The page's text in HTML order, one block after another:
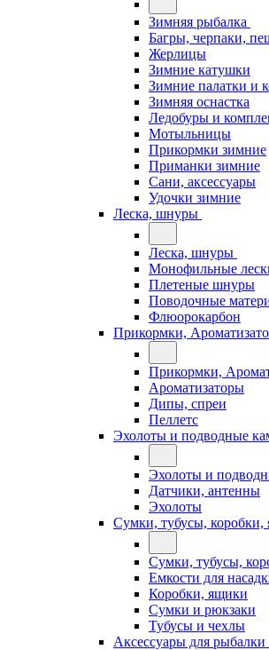
Зимняя рыбалка
Багры, черпаки,
Жерлицы
Зимние катушки
Зимние палатки и
Зимняя оснастка
Ледобуры и
Мотыльницы
Прикормки зимние
Приманки зимние
Сани, аксессуары
Удочки зимние
Леска, шнуры
Леска, шнуры
Монофильные
Плетеные шнуры
Поводочные
Флюорокарбон
Прикормки,
Прикормки,
Ароматизаторы
Дипы, спреи
Пеллетс
Эхолоты и подводные
Эхолоты и
Датчики, антенны
Эхолоты
Сумки, тубусы, коробки,
Сумки, тубусы,
Емкости для
Коробки, ящики
Сумки и рюкзаки
Тубусы и чехлы
Аксессуары для рыбалки